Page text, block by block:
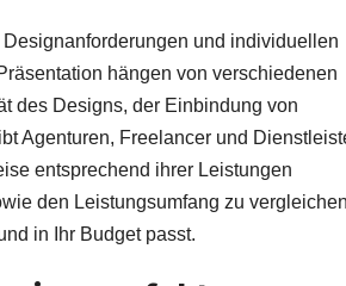
und individuellen
hängen von verschiedenen
des Designs, der Einbindung von
Agenturen, Freelancer und
entsprechend ihrer Leistungen
den Leistungsumfang zu
in Ihr Budget passt.